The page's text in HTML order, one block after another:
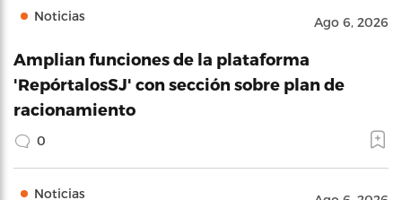
Noticias Ago 6, 2026
Amplian funciones de la plataforma
'RepórtalosSJ' con sección sobre plan de
racionamiento
0
Noticias